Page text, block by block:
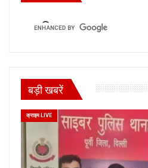
बड़ी खबरें
क्राइम LIVE